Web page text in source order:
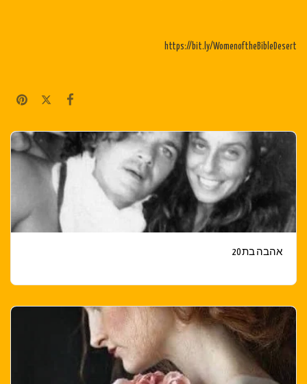
https://bit.ly/WomenoftheBibleDesert
אהבה בת 20